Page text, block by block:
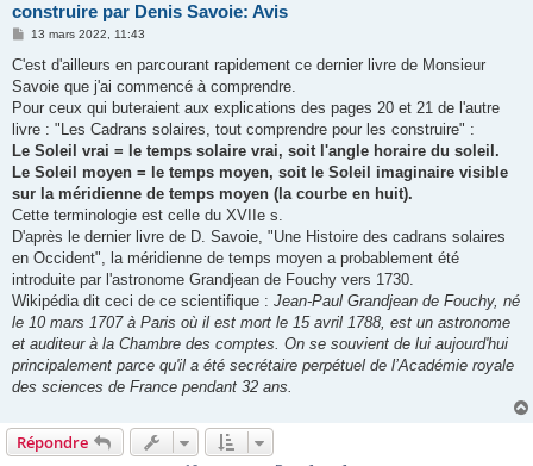
construire par Denis Savoie: Avis
M
s
a
g
13 mars 2022, 11:43
C'est d'ailleurs en parcourant rapidement ce dernier livre de Monsieur
Savoie que j'ai commencé à comprendre.
Pour ceux qui buteraient aux explications des pages 20 et 21 de l'autre
livre : "Les Cadrans solaires, tout comprendre pour les construire" :
Le Soleil vrai = le temps solaire vrai, soit l'angle horaire du soleil.
Le Soleil moyen = le temps moyen, soit le Soleil imaginaire visible
sur la méridienne de temps moyen (la courbe en huit).
Cette terminologie est celle du XVIIe s.
D'après le dernier livre de D. Savoie, "Une Histoire des cadrans solaires
en Occident", la méridienne de temps moyen a probablement été
introduite par l'astronome Grandjean de Fouchy vers 1730.
Wikipédia dit ceci de ce scientifique : Jean-Paul Grandjean de Fouchy, né
le 10 mars 1707 à Paris où il est mort le 15 avril 1788, est un astronome
et auditeur à la Chambre des comptes. On se souvient de lui aujourd'hui
principalement parce qu'il a été secrétaire perpétuel de l’Académie royale
des sciences de France pendant 32 ans.
Répondre